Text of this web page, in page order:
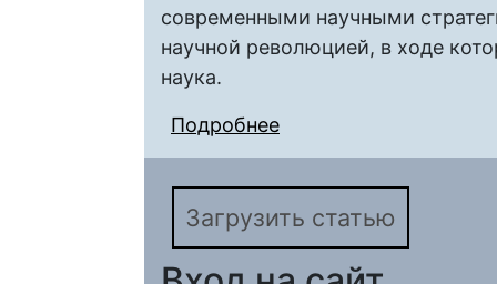
современными научными
научной революцией, в ходе
наука.
Подробнее
Загрузить статью